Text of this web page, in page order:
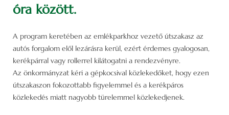
óra között.
A program keretében az emlékparkhoz vezető útszakasz az
autós forgalom elől lezárásra kerül, ezért érdemes gyalogosan,
kerékpárral vagy rollerrel kilátogatni a rendezvényre.
Az önkormányzat kéri a gépkocsival közlekedőket, hogy ezen
útszakaszon fokozottabb figyelemmel és a kerékpáros
közlekedés miatt nagyobb türelemmel közlekedjenek.